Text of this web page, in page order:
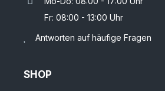
Fr: 08:00 - 13:00 Uhr
Antworten auf häufige Fragen
SHOP